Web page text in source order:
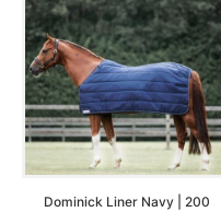
Dominick Liner Navy | 200